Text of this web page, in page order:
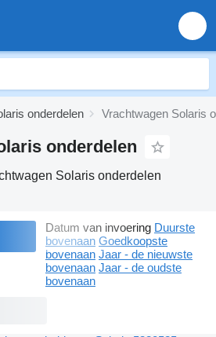
onderdelen Vrachtwagen Solaris
onderdelen
Solaris onderdelen
Datum van invoering Duurste
bovenaan Goedkoopste
bovenaan Jaar - de nieuwste
bovenaan Jaar - de oudste
bovenaan